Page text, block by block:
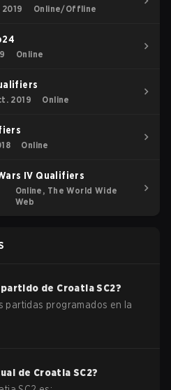
Online/Offline
Online
2019 Online
Online
IV Qualifiers
Online, The World Wide
Web
partido de Croatia SC2?
partidas programados en la
de Croatia SC2?